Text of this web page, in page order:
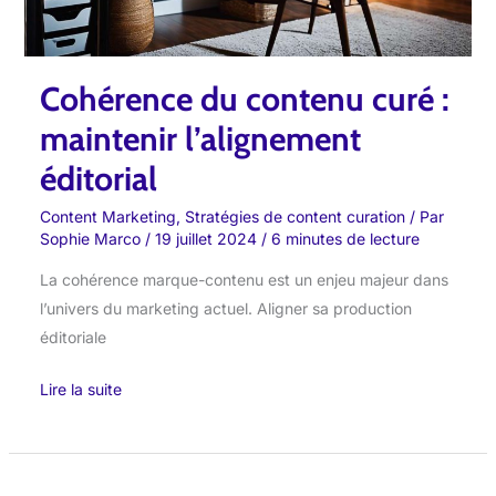
Cohérence du contenu curé :
maintenir l’alignement
éditorial
Content Marketing, Stratégies de content curation/ Par
Sophie Marco / 19 juillet 2024 / 6 minutes de lecture
La cohérence marque-contenu est un enjeu majeur dans
l’univers du marketing actuel. Aligner sa production
éditoriale
Lire la suite